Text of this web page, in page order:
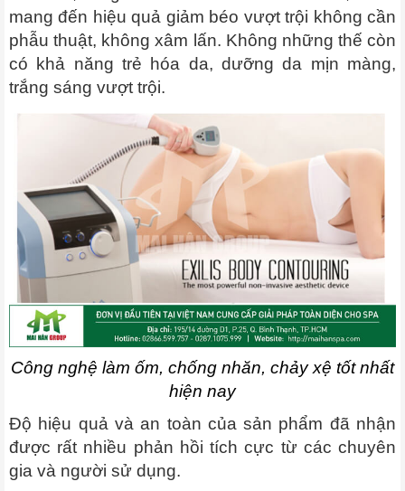
mang đến hiệu quả giảm béo vượt trội không cần
phẫu thuật, không xâm lấn. Không những thế còn
có khả năng trẻ hóa da, dưỡng da mịn màng,
trắng sáng vượt trội.
Công nghệ làm ốm, chống nhăn, chảy xệ tốt nhất
hiện nay
Độ hiệu quả và an toàn của sản phẩm đã nhận
được rất nhiều phản hồi tích cực từ các chuyên
gia và người sử dụng.